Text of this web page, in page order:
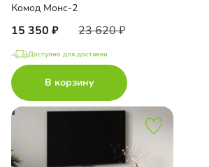
Комод Монс-2
15 350 23 620
Доступно для доставки
В корзину